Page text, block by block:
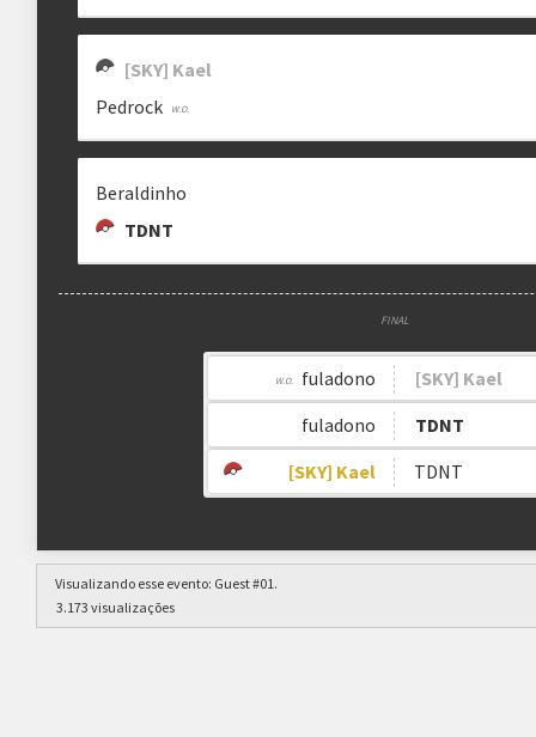
[SKY] Kael
Pedrock
Beraldinho
TDNT
FINAL
fuladono
[SKY] Kael
fuladono
TDNT
[SKY] Kael
TDNT
Visualizando esse evento: Guest #01.
3.173 visualizações